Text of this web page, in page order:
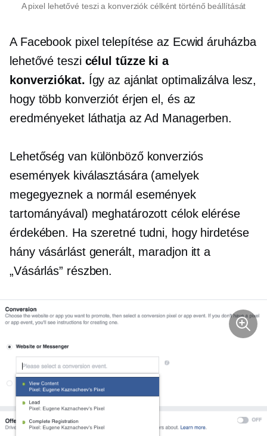
A pixel lehetővé teszi a konverziók célként történő beállítását
A Facebook pixel telepítése az Ecwid áruházba
lehetővé teszi célul tűzze ki a
konverziókat. Így az ajánlat optimalizálva lesz,
hogy több konverziót érjen el, és az
eredményeket láthatja az Ad Managerben.
Lehetőség van különböző konverziós
események kiválasztására (amelyek
megegyeznek a normál események
tartományával) meghatározott célok elérése
érdekében. Ha szeretné tudni, hogy hirdetése
hány vásárlást generált, maradjon itt a
„Vásárlás” részben.